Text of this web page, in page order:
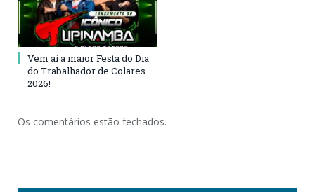
Vem aí a maior Festa do Dia
do Trabalhador de Colares
2026!
Os comentários estão fechados.